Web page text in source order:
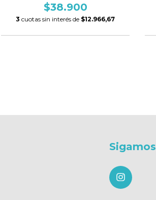
$38.900
3 cuotas sin interés de $12.966,67